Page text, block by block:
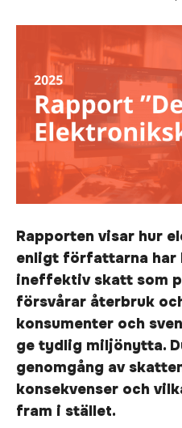
Rapporten visar hur
enligt författarna har
ineffektiv skatt som
försvårar återbruk
konsumenter och
ge tydlig miljönytta.
genomgång av
konsekvenser och
fram i stället.